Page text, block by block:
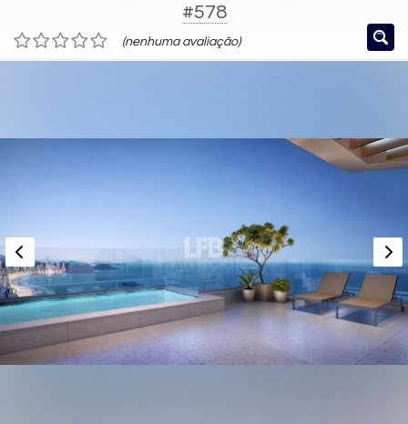
#578
(nenhuma avaliação)